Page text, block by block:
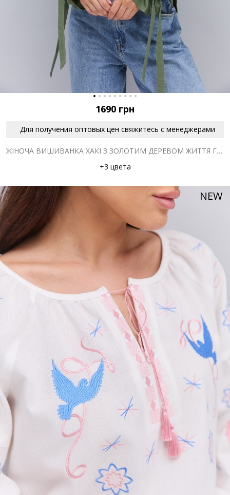
1690 грн
Для получения оптовых цен свяжитесь с менеджерами
ЖІНОЧА ВИШИВАНКА ХАКІ З ЗОЛОТИМ ДЕРЕВОМ ЖИТТЯ ГЛАДДЮ
+3 цвета
NEW